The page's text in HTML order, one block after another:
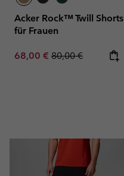
Acker Rock™ Twill Shorts
für Frauen
Sale price:
68,00 € Regular price:
80,00 €